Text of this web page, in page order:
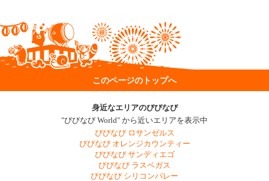
このページのトップへ
身近なエリアのびびなび
"びびなび World" から近いエリアを表示中
びびなび ロサンゼルス
びびなび オレンジカウンティー
びびなび サンディエゴ
びびなび ラスベガス
びびなび シリコンバレー